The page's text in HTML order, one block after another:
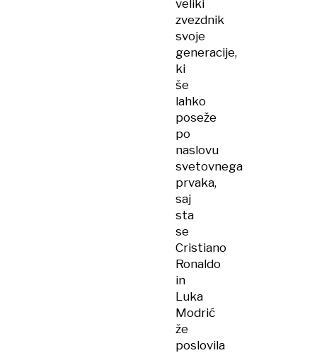
veliki
zvezdnik
svoje
generacije,
ki
še
lahko
poseže
po
naslovu
svetovnega
prvaka,
saj
sta
se
Cristiano
Ronaldo
in
Luka
Modrić
že
poslovila